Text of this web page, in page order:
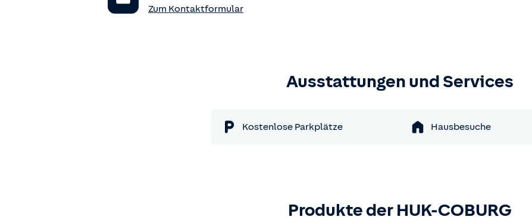
Zum Kontaktformular
Ausstattungen und Services
Kostenlose Parkplätze Hausbesuche
Produkte der HUK-COBURG